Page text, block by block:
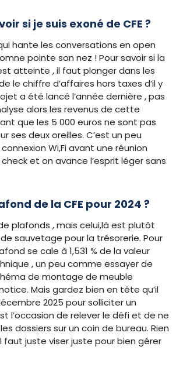
si je suis exoné de CFE ?
hante les conversations en open
pointe son nez ! Pour savoir si la
atteinte , il faut plonger dans les
le chiffre d’affaires hors taxes d’il y
a été lancé l’année dernière , pas
alors les revenus de cette
que les 5 000 euros ne sont pas
ses deux oreilles. C’est un peu
Wi,Fi avant une réunion
et on avance l’esprit léger sans
de la CFE pour 2024 ?
plafonds , mais celui,là est plutôt
sauvetage pour la trésorerie. Pour
se cale à 1,531 % de la valeur
, un peu comme essayer de
de montage de meuble
Mais gardez bien en tête qu’il
2025 pour solliciter un
l’occasion de relever le défi et de ne
dossiers sur un coin de bureau. Rien
faut juste viser juste pour bien gérer